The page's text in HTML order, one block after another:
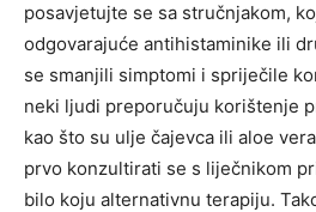
posavjetujte se sa stručnjakom,
odgovarajuće antihistaminike ili
se smanjili simptomi i spriječile
neki ljudi preporučuju korištenje
kao što su ulje čajevca ili aloe
prvo konzultirati se s liječnikom
bilo koju alternativnu terapiju.